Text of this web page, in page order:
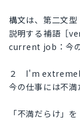
構文は、第二文
説明する補語［
current job：今の
２ I'm
今の仕事には不満
「不満だらけ」